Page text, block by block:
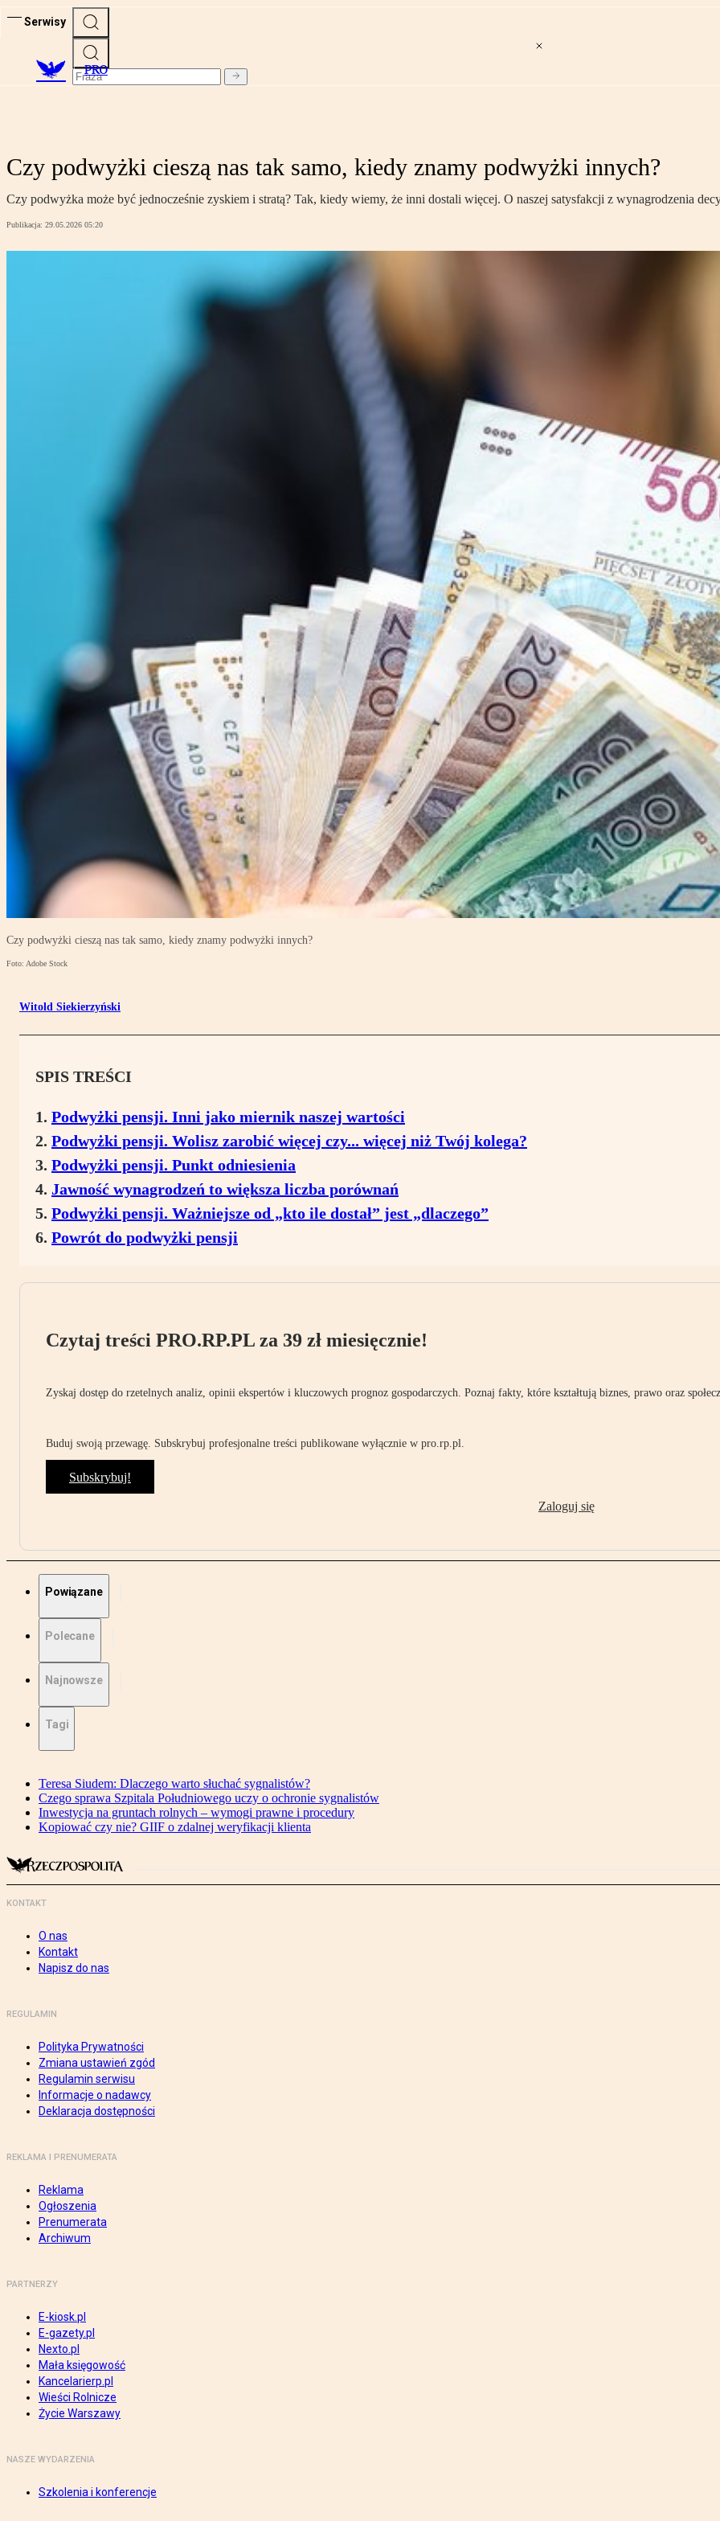
Serwisy
PRO
Czy podwyżki cieszą nas tak samo, kiedy znamy podwyżki innych?
Czy podwyżka może być jednocześnie zyskiem i stratą? Tak, kiedy wiemy, że inni dostali więcej. O naszej satysfakcji z wynagrodzenia
Publikacja: 29.05.2026 05:20
Czy podwyżki cieszą nas tak samo, kiedy znamy podwyżki innych?
Foto: Adobe Stock
Witold Siekierzyński
SPIS TREŚCI
Podwyżki pensji. Inni jako miernik naszej wartości
Podwyżki pensji. Wolisz zarobić więcej czy... więcej niż Twój kolega?
Podwyżki pensji. Punkt odniesienia
Jawność wynagrodzeń to większa liczba porównań
Podwyżki pensji. Ważniejsze od „kto ile dostał” jest „dlaczego”
Powrót do podwyżki pensji
Czytaj treści PRO.RP.PL za 39 zł miesięcznie!
Zyskaj dostęp do rzetelnych analiz, opinii ekspertów i kluczowych prognoz gospodarczych. Poznaj fakty, które kształtują biznes, prawo oraz
Buduj swoją przewagę. Subskrybuj profesjonalne treści publikowane wyłącznie w pro.rp.pl.
Subskrybuj!
Zaloguj się
Powiązane
Polecane
Najnowsze
Tagi
Teresa Siudem: Dlaczego warto słuchać sygnalistów?
Czego sprawa Szpitala Południowego uczy o ochronie sygnalistów
Inwestycja na gruntach rolnych – wymogi prawne i procedury
Kopiować czy nie? GIIF o zdalnej weryfikacji klienta
KONTAKT
O nas
Kontakt
Napisz do nas
REGULAMIN
Polityka Prywatności
Zmiana ustawień zgód
Regulamin serwisu
Informacje o nadawcy
Deklaracja dostępności
REKLAMA I PRENUMERATA
Reklama
Ogłoszenia
Prenumerata
Archiwum
PARTNERZY
E-kiosk.pl
E-gazety.pl
Nexto.pl
Mała księgowość
Kancelarierp.pl
Wieści Rolnicze
Życie Warszawy
NASZE WYDARZENIA
Szkolenia i konferencje